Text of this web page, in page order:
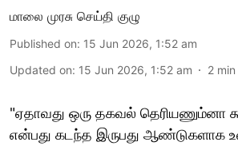
மாலை முரசு செய்தி குழு
Published on: 15 Jun 2026, 1:52 am
Updated on: 15 Jun 2026, 1:52 am 2
"ஏதாவது ஒரு தகவல் தெரியணும்னா
என்பது கடந்த இருபது ஆண்டுகளாக